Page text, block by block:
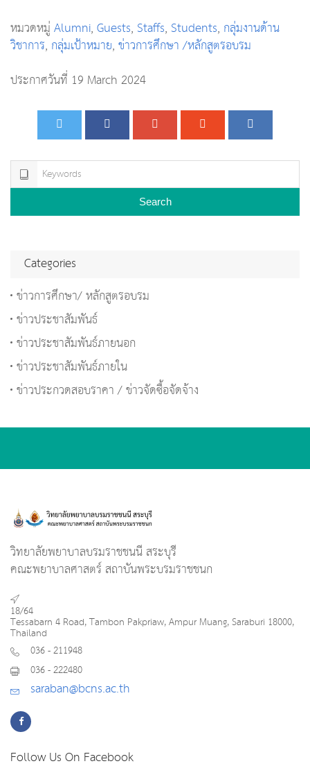
หมวดหมู่Alumni,Guests,Staffs,Students, กลุ่มงานด้าน
วิชาการ, กลุ่มเป้าหมาย,ข่าวการศึกษา /หลักสูตรอบรม
ประกาศวันที่ 19 March 2024
Search
Categories
ข่าวการศึกษา/ หลักสูตรอบรม
ข่าวประชาสัมพันธ์
ข่าวประชาสัมพันธ์ภายนอก
ข่าวประชาสัมพันธ์ภายใน
ข่าวประกวดสอบราคา / ข่าวจัดซื้อจัดจ้าง
วิทยาลัยพยาบาลบรมราชชนนี สระบุรี
คณะพยาบาลศาสตร์ สถาบันพระบรมราชชนก
18/64
Tessabarn 4 Road, Tambon Pakpriaw, Ampur Muang, Saraburi 18000,
Thailand
036 - 211948
036 - 222480
saraban@bcns.ac.th
Follow Us On Facebook